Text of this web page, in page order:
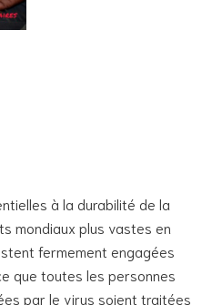
à la durabilité de la
mondiaux plus vastes en
fermement engagées
que toutes les personnes
par le virus soient traitées